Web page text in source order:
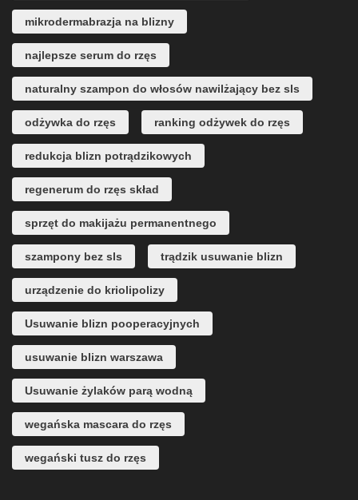
mikrodermabrazja na blizny
najlepsze serum do rzęs
naturalny szampon do włosów nawilżający bez sls
odżywka do rzęs ranking odżywek do rzęs
redukcja blizn potrądzikowych
regenerum do rzęs skład
sprzęt do makijażu permanentnego
szampony bez sls trądzik usuwanie blizn
urządzenie do kriolipolizy
Usuwanie blizn pooperacyjnych
usuwanie blizn warszawa
Usuwanie żylaków parą wodną
wegańska mascara do rzęs
wegański tusz do rzęs